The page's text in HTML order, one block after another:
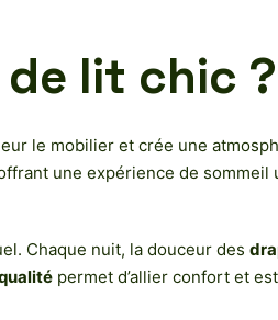
lit chic ?
le mobilier et crée une
une expérience de
Chaque nuit, la douceur des
permet d’allier confort et